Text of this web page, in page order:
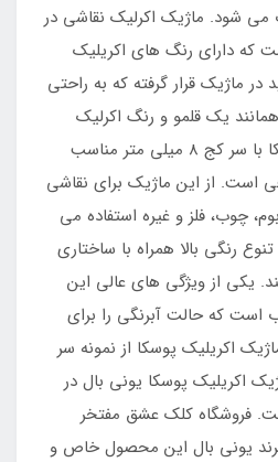
می شود. ماژیک اکرلیک نقاشی در
که دارای رنگ های اکریلیک
در ماژیک قرار گرفته که به راحتی
یک قلمو و رنگ اکرلیک
عمل می کند. ماژیک پوسکا با سر کج 8 میلی متر مناسب
است. از این ماژیک برای نقاشی
چوب، فلز و غیره استفاده می
رنگی بالا همراه با ساختاری
یکی از ویژگی های عالی این
است که حالت آبرنگی را برای
اکریلیک پوسکا از نمونه سر
اکریلیک پوسکا یونی بال در
است. فروشگاه کلک عشق مفتخر
یونی بال این محصول خاص و